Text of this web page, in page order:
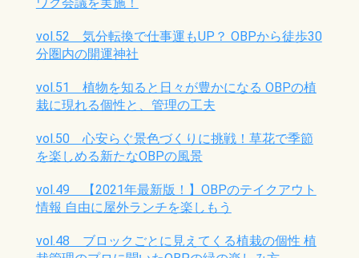
vol.52 気分転換で仕事運もUP？ OBPから徒歩30
分圏内の開運神社
vol.51 植物を知ると日々が豊かになる OBPの植
栽に現れる個性と、管理の工夫
vol.50 心安らぐ景色づくりに挑戦！草花で季節
を楽しめる新たなOBPの風景
vol.49 【2021年最新版！】OBPのテイクアウト
情報 自由に屋外ランチを楽しもう
vol.48 ブロックごとに見えてくる植栽の個性 植